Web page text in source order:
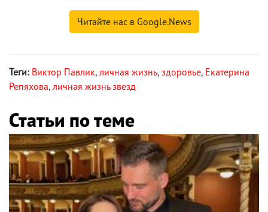
Читайте нас в Google.News
Теги: Виктор Павлик, личная жизнь, здоровье, Екатерина
Репяхова, личная жизнь звезд
Статьи по теме